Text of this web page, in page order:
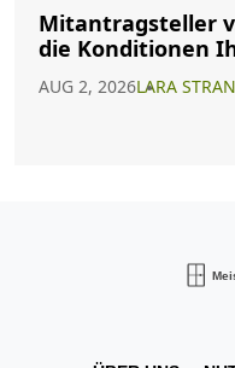
Mitantragsteller
die Konditionen
ändern
AUG 2, 2026LARA